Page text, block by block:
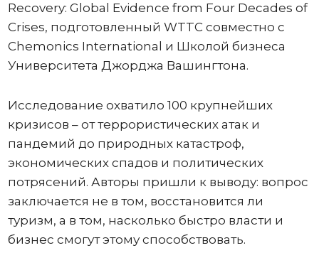
Recovery: Global Evidence from Four Decades of
Crises, подготовленный WTTC совместно с
Chemonics International и Школой бизнеса
Университета Джорджа Вашингтона.
Исследование охватило 100 крупнейших
кризисов – от террористических атак и
пандемий до природных катастроф,
экономических спадов и политических
потрясений. Авторы пришли к выводу: вопрос
заключается не в том, восстановится ли
туризм, а в том, насколько быстро власти и
бизнес смогут этому способствовать.